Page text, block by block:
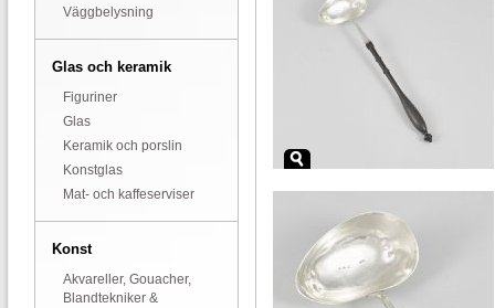
Väggbelysning
Glas och keramik
Figuriner
Glas
Keramik och porslin
Konstglas
Mat- och kaffeserviser
Konst
Akvareller, Gouacher,
Blandtekniker &